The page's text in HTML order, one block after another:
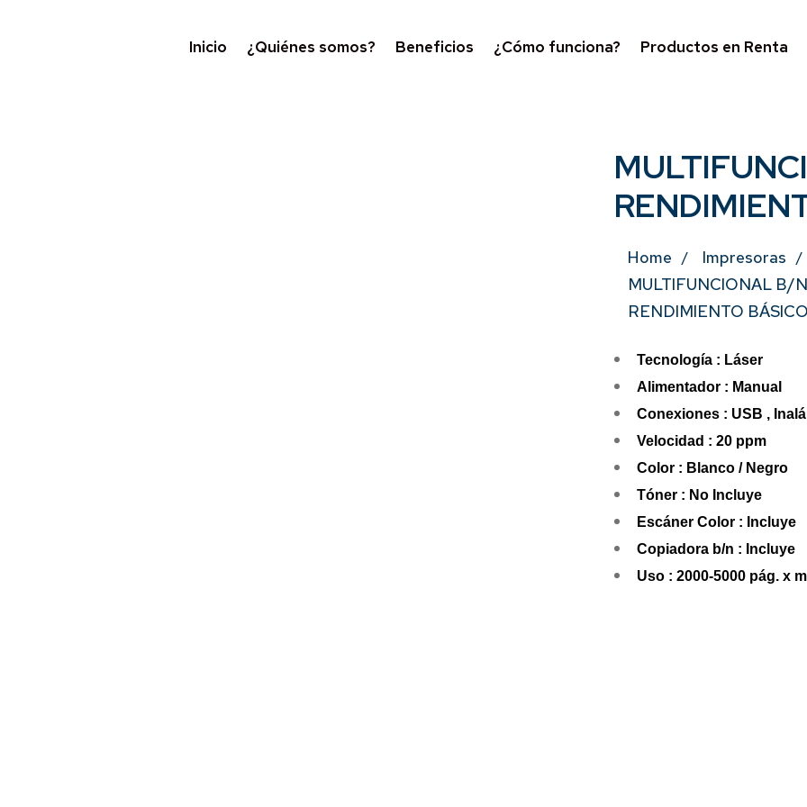
Inicio ¿Quiénes somos? Beneficios ¿Cómo funciona? Productos en Renta
Home
Impresoras
MULTIFUNCIONAL B/N
RENDIMIENTO BÁSICO
Tecnología : Láser
Alimentador : Manual
Conexiones : USB ,
Velocidad : 20 ppm
Color : Blanco / Negro
Tóner : No Incluye
Escáner Color : Incluye
Copiadora b/n : Incluye
Uso : 2000-5000 pág. x